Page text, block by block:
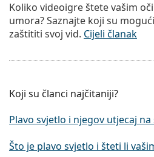
Koliko videoigre štete vašim
umora? Saznajte koji su
zaštititi svoj vid. Cijeli članak
Koji su članci najčitaniji?
Plavo svjetlo i njegov utjecaj na
Što je plavo svjetlo i šteti li